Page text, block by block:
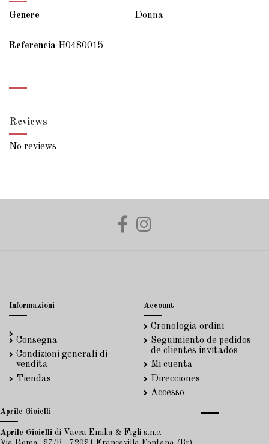
Genere Donna
Referencia H0480015
Reviews
No reviews
Informazioni
Consegna
Condizioni generali di
vendita
Tiendas
Account
Cronologia ordini
Seguimiento de pedidos
de clientes invitados
Mi cuenta
Direcciones
Accesso
Aprile Gioielli
Aprile Gioielli di Vacca Emilia & Figli s.n.c.